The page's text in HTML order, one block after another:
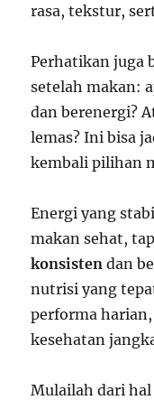
rasa, tekstur,
Perhatikan juga
setelah makan:
dan berenergi?
lemas? Ini bisa
kembali pilihan
Energi yang
makan sehat,
konsisten dan
nutrisi yang
performa
kesehatan
Mulailah dari